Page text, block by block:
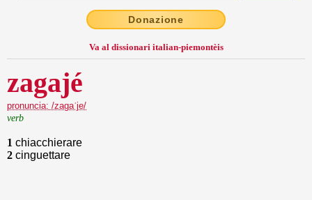
Donazione
Va al dissionari italian-piemontèis
zagajé
pronuncia: /zagaˈje/
verb
1 chiacchierare
2 cinguettare